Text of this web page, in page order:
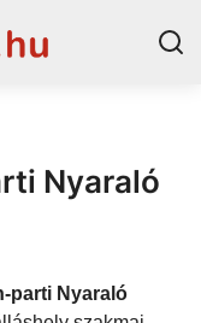
Nyaraló
parti Nyaraló